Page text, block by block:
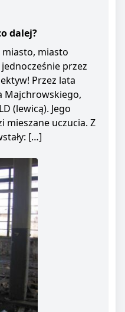
dalej?
miasto
przez
Przez lata
Majchrowskiego,
(lewicą). Jego
mieszane uczucia. Z
[…]